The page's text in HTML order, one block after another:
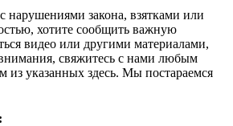
нарушениями закона, взятками или
хотите сообщить важную
видео или другими материалами,
свяжитесь с нами любым
из указанных здесь. Мы постараемся